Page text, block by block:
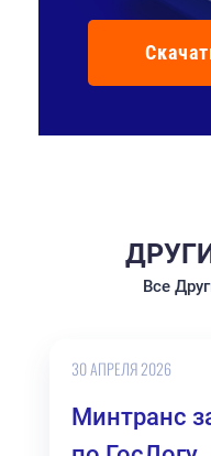
Все
30 АПРЕЛЯ 2026
Минтранс